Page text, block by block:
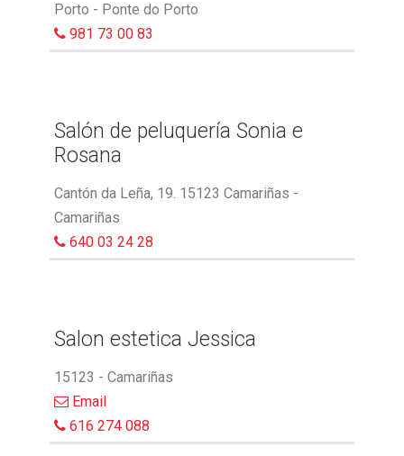
Porto - Ponte do Porto
981 73 00 83
Salón de peluquería Sonia e
Rosana
Cantón da Leña, 19. 15123 Camariñas -
Camariñas
640 03 24 28
Salon estetica Jessica
15123 - Camariñas
Email
616 274 088